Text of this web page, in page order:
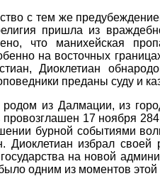
с тем же
пришла из
что манихейская
на восточных
Диоклетиан
преданы суду и
из Далмации, из
17 ноября
бурной событиями
Диоклетиан избрал
на новой
одним из моментов этой